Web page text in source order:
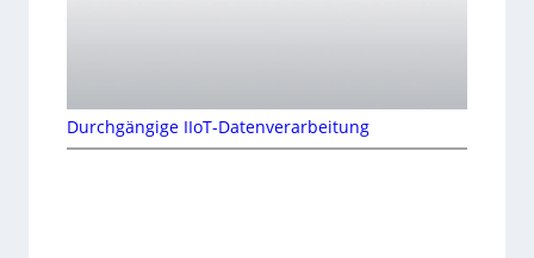
Durchgängige IIoT-Datenverarbeitung